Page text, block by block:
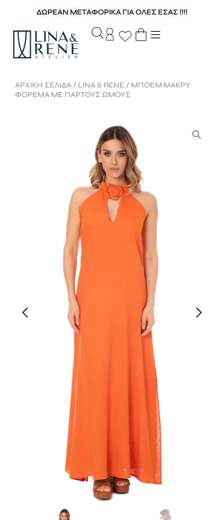
ΔΩΡΕΑΝ ΜΕΤΑΦΟΡΙΚΑ ΓΙΑ ΟΛΕΣ ΕΣΑΣ !!!!
ΑΡΧΙΚΉ ΣΕΛΊΔΑ / LINA & RENE / ΜΠΟΕΜ ΜΑΚΡΥ
ΦΟΡΕΜΑ ΜΕ ΠΑΡΤΟΥΣ ΩΜΟΥΣ